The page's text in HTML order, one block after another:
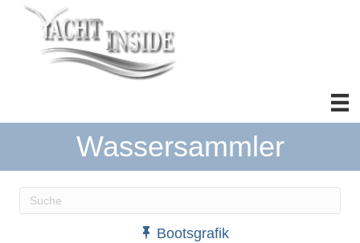
Wassersammler
Wenn die Ergebnisse der automatischen
Bootsgrafik